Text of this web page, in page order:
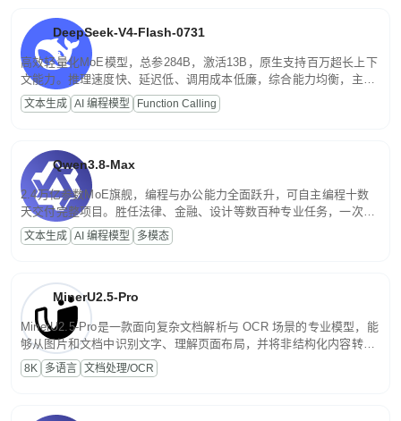
DeepSeek-V4-Flash-0731
高效轻量化MoE模型，总参284B，激活13B，原生支持百万超长上下
文能力。推理速度快、延迟低、调用成本低廉，综合能力均衡，主打
高并发、轻量化任务，适合日常对话、内容创作、基础 RAG、批量
文案处理等普惠刚需场景。
文本生成 AI 编程模型 Function Calling
Qwen3.8-Max
2.4万亿参数MoE旗舰，编程与办公能力全面跃升，可自主编程十数
天交付完整项目。胜任法律、金融、设计等数百种专业任务，一次对
话端到端交付生产级成果。原生视觉理解贯穿规划、执行与验证全流
程，支持超长文档与长视频的深度语义解析。长程任务中自主规划与
文本生成 AI 编程模型 多模态
MinerU2.5-Pro
MinerU2.5-Pro是一款面向复杂文档解析与 OCR 场景的专业模型，能
够从图片和文档中识别文字、理解页面布局，并将非结构化内容转换
为便于存储、检索和二次处理的结构化结果。
8K 多语言 文档处理/OCR